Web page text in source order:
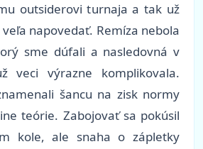
outsiderovi turnaja a tak už
napovedať. Remíza nebola
sme dúfali a nasledovná v
veci výrazne komplikovala.
šancu na zisk normy
teórie. Zabojovať sa pokúsil
kole, ale snaha o zápletky